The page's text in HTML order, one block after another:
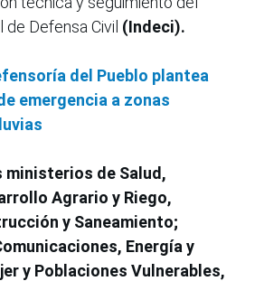
Defensa Civil (Indeci).
del Pueblo plantea
emergencia a zonas
ministerios de Salud,
Agrario y Riego,
y Saneamiento;
Energía y
y Poblaciones Vulnerables,